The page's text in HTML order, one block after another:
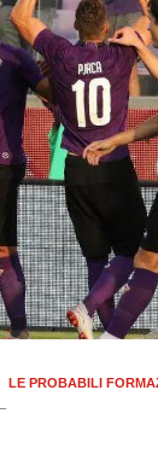
LE PROBABILI